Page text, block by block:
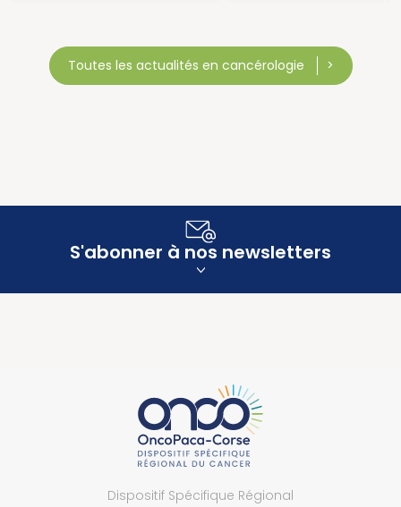
Toutes les actualités en cancérologie
S'abonner à nos newsletters
Dispositif Spécifique Régional